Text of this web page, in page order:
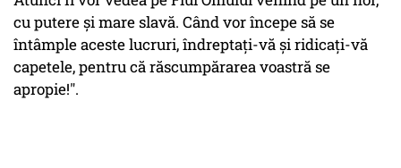
cu putere şi mare slavă. Când vor începe să se
întâmple aceste lucruri, îndreptaţi-vă şi ridicaţi-vă
capetele, pentru că răscumpărarea voastră se
apropie!".